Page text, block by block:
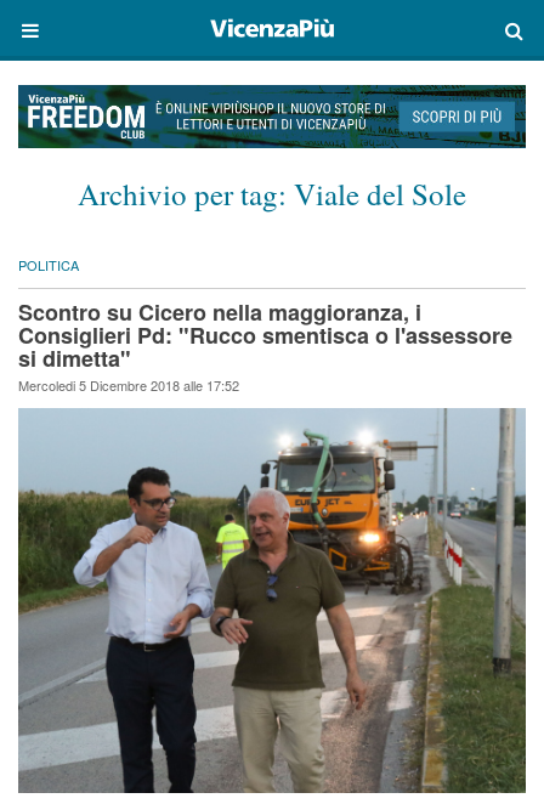
Archivio per tag: Viale del Sole
POLITICA
Scontro su Cicero nella maggioranza, i
Consiglieri Pd: "Rucco smentisca o l'assessore
si dimetta"
Mercoledi 5 Dicembre 2018 alle 17:52